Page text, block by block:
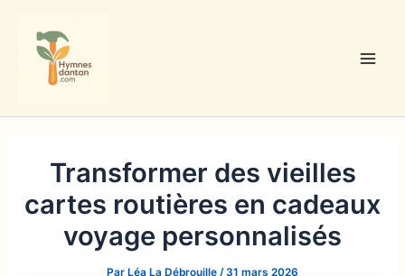
contenu
Transformer des vieilles
cartes routières en cadeaux
voyage personnalisés
Par Léa La Débrouille /31 mars 2026